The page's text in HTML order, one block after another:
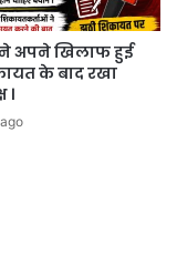
ने अपने खिलाफ हुई
के बाद रखा
।